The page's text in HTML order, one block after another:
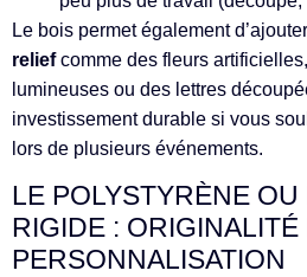
Le bois permet également
reliefcomme des fleurs
lumineuses ou des lettres
investissement durable si vous
lors de plusieurs événements.
LE POLYSTYRÈNE
RIGIDE : ORIGINALITÉ
PERSONNALISATION